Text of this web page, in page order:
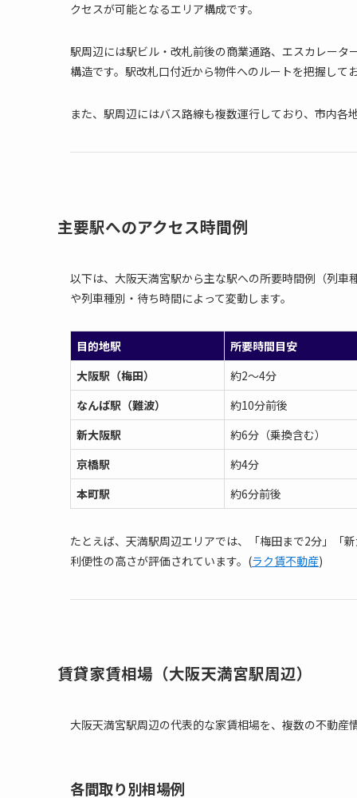
クセスが可能となるエリア構成です。
駅周辺には駅ビル・改札前後の商業通路、エスカレー
構造です。駅改札口付近から物件へのルートを把握して
また、駅周辺にはバス路線も複数運行しており、市内
主要駅へのアクセス時間例
以下は、大阪天満宮駅から主な駅への所要時間例（列
や列車種別・待ち時間によって変動します。
目的地駅
所要時間目安
大阪駅（梅田）
約2～4分
なんば駅（難波）
約10分前後
新大阪駅
約6分（乗換含む）
京橋駅
約4分
本町駅
約6分前後
たとえば、天満駅周辺エリアでは、「梅田まで2分」「
利便性の高さが評価されています。(ラク賃不動産)
賃貸家賃相場（大阪天満宮駅周辺）
大阪天満宮駅周辺の代表的な家賃相場を、複数の不動産
各間取り別相場例